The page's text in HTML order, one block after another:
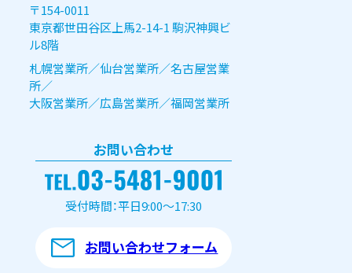
〒154-0011
東京都世田谷区上馬2-14-1 駒沢神興ビ
ル8階
札幌営業所／仙台営業所／名古屋営業
所／
大阪営業所／広島営業所／福岡営業所
お問い合わせ
受付時間：平日9:00～17:30
お問い合わせフォーム